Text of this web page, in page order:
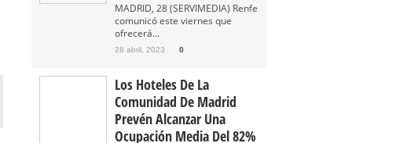
MADRID, 28 (SERVIMEDIA) Renfe
comunicó este viernes que
ofrecerá...
28 abril, 2023 0
Los Hoteles De La
Comunidad De Madrid
Prevén Alcanzar Una
Ocupación Media Del 82%